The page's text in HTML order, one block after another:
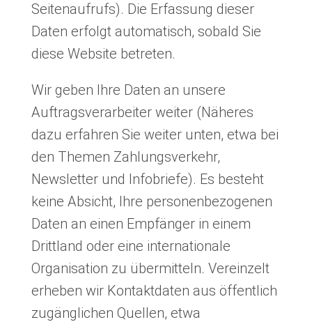
Seitenaufrufs). Die Erfassung dieser
Daten erfolgt automatisch, sobald Sie
diese Website betreten.
Wir geben Ihre Daten an unsere
Auftragsverarbeiter weiter (Näheres
dazu erfahren Sie weiter unten, etwa bei
den Themen Zahlungsverkehr,
Newsletter und Infobriefe). Es besteht
keine Absicht, Ihre personenbezogenen
Daten an einen Empfänger in einem
Drittland oder eine internationale
Organisation zu übermitteln. Vereinzelt
erheben wir Kontaktdaten aus öffentlich
zugänglichen Quellen, etwa